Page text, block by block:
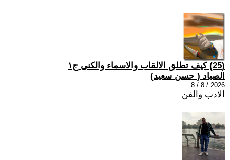
(25) كيف تطلق الالقاب والاسماء والكنى ج١
الصياد ‏( حسن سعيد‏)
2026 / 8 / 8
الادب والفن